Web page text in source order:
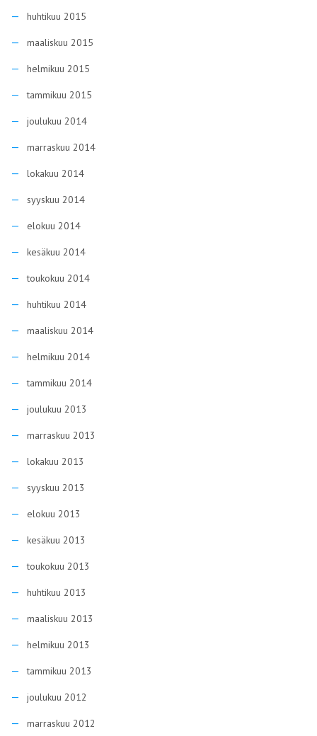
huhtikuu 2015
maaliskuu 2015
helmikuu 2015
tammikuu 2015
joulukuu 2014
marraskuu 2014
lokakuu 2014
syyskuu 2014
elokuu 2014
kesäkuu 2014
toukokuu 2014
huhtikuu 2014
maaliskuu 2014
helmikuu 2014
tammikuu 2014
joulukuu 2013
marraskuu 2013
lokakuu 2013
syyskuu 2013
elokuu 2013
kesäkuu 2013
toukokuu 2013
huhtikuu 2013
maaliskuu 2013
helmikuu 2013
tammikuu 2013
joulukuu 2012
marraskuu 2012